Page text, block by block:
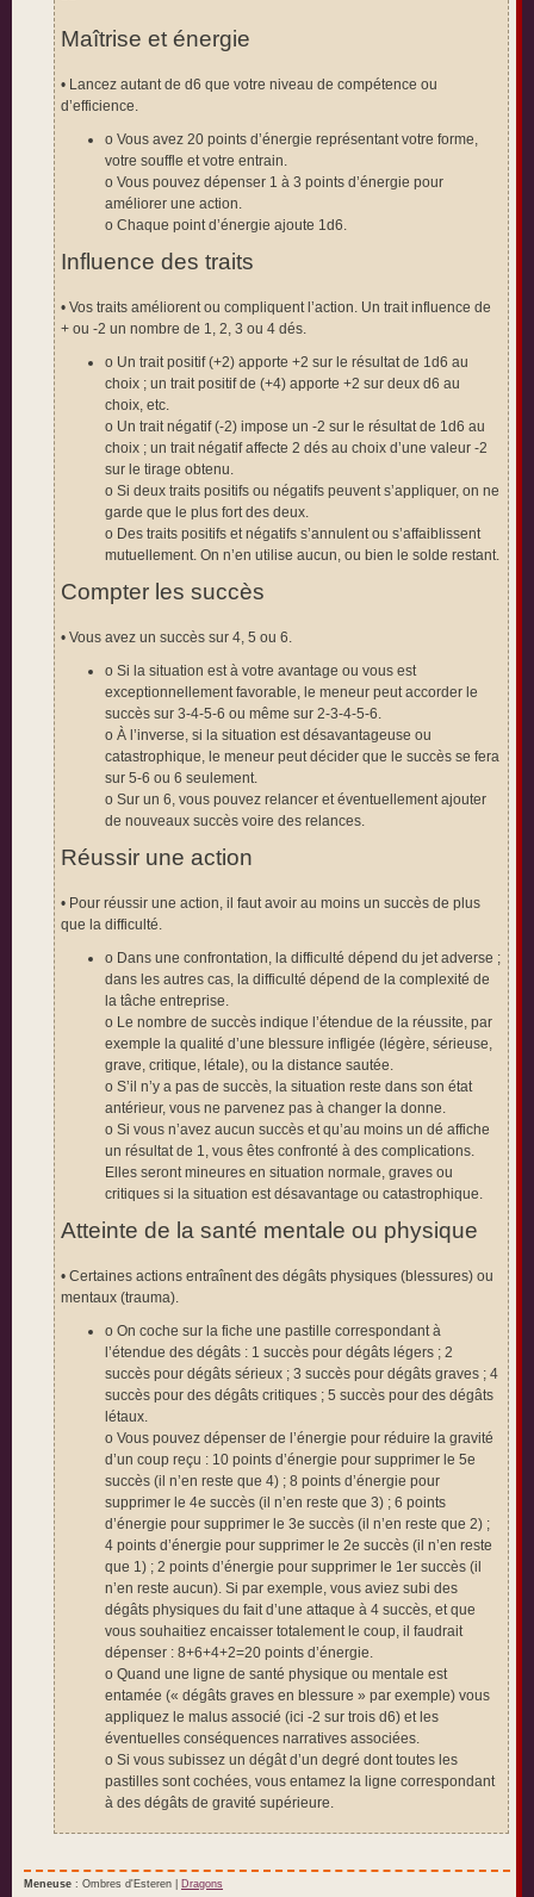
Maîtrise et énergie
• Lancez autant de d6 que votre niveau de compétence ou
d’efficience.
o Vous avez 20 points d’énergie représentant votre forme,
votre souffle et votre entrain.
o Vous pouvez dépenser 1 à 3 points d’énergie pour
améliorer une action.
o Chaque point d’énergie ajoute 1d6.
Influence des traits
• Vos traits améliorent ou compliquent l’action. Un trait influence de
+ ou -2 un nombre de 1, 2, 3 ou 4 dés.
o Un trait positif (+2) apporte +2 sur le résultat de 1d6 au
choix ; un trait positif de (+4) apporte +2 sur deux d6 au
choix, etc.
o Un trait négatif (-2) impose un -2 sur le résultat de 1d6 au
choix ; un trait négatif affecte 2 dés au choix d’une valeur -2
sur le tirage obtenu.
o Si deux traits positifs ou négatifs peuvent s’appliquer, on ne
garde que le plus fort des deux.
o Des traits positifs et négatifs s’annulent ou s’affaiblissent
mutuellement. On n’en utilise aucun, ou bien le solde restant.
Compter les succès
• Vous avez un succès sur 4, 5 ou 6.
o Si la situation est à votre avantage ou vous est
exceptionnellement favorable, le meneur peut accorder le
succès sur 3-4-5-6 ou même sur 2-3-4-5-6.
o À l’inverse, si la situation est désavantageuse ou
catastrophique, le meneur peut décider que le succès se fera
sur 5-6 ou 6 seulement.
o Sur un 6, vous pouvez relancer et éventuellement ajouter
de nouveaux succès voire des relances.
Réussir une action
• Pour réussir une action, il faut avoir au moins un succès de plus
que la difficulté.
o Dans une confrontation, la difficulté dépend du jet adverse ;
dans les autres cas, la difficulté dépend de la complexité de
la tâche entreprise.
o Le nombre de succès indique l’étendue de la réussite, par
exemple la qualité d’une blessure infligée (légère, sérieuse,
grave, critique, létale), ou la distance sautée.
o S’il n’y a pas de succès, la situation reste dans son état
antérieur, vous ne parvenez pas à changer la donne.
o Si vous n’avez aucun succès et qu’au moins un dé affiche
un résultat de 1, vous êtes confronté à des complications.
Elles seront mineures en situation normale, graves ou
critiques si la situation est désavantage ou catastrophique.
Atteinte de la santé mentale ou physique
• Certaines actions entraînent des dégâts physiques (blessures) ou
mentaux (trauma).
o On coche sur la fiche une pastille correspondant à
l’étendue des dégâts : 1 succès pour dégâts légers ; 2
succès pour dégâts sérieux ; 3 succès pour dégâts graves ; 4
succès pour des dégâts critiques ; 5 succès pour des dégâts
létaux.
o Vous pouvez dépenser de l’énergie pour réduire la gravité
d’un coup reçu : 10 points d’énergie pour supprimer le 5e
succès (il n’en reste que 4) ; 8 points d’énergie pour
supprimer le 4e succès (il n’en reste que 3) ; 6 points
d’énergie pour supprimer le 3e succès (il n’en reste que 2) ;
4 points d’énergie pour supprimer le 2e succès (il n’en reste
que 1) ; 2 points d’énergie pour supprimer le 1er succès (il
n’en reste aucun). Si par exemple, vous aviez subi des
dégâts physiques du fait d’une attaque à 4 succès, et que
vous souhaitiez encaisser totalement le coup, il faudrait
dépenser : 8+6+4+2=20 points d’énergie.
o Quand une ligne de santé physique ou mentale est
entamée (« dégâts graves en blessure » par exemple) vous
appliquez le malus associé (ici -2 sur trois d6) et les
éventuelles conséquences narratives associées.
o Si vous subissez un dégât d’un degré dont toutes les
pastilles sont cochées, vous entamez la ligne correspondant
à des dégâts de gravité supérieure.
Meneuse : Ombres d'Esteren | Dragons